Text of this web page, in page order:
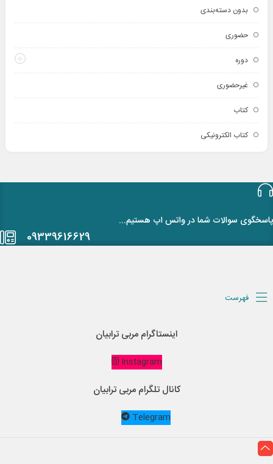
بدون دسته‌بندی
حضوری
دوره
غیرحضوری
کتاب
کتاب الکترونیکی
پاسخگوی سوالات شما در واتس اپ هستیم...
09339616629
فهرست
اینستاگرام مربی ترابیان
Instagram
کانال تلگرام مربی ترابیان
Telegram